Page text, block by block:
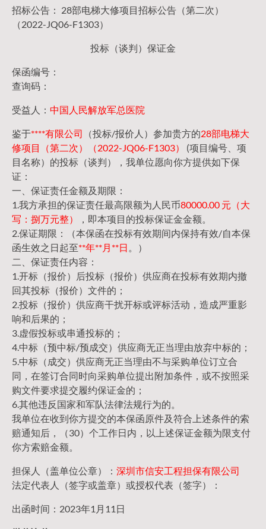
招标公告： 28部电梯大修项目招标公告（第二次）
（2022-JQ06-F1303）
投标（谈判）保证金
保函编号：
查询码：
受益人： 中国人民解放军总医院
鉴于****有限公司 （投标/报价人）参加贵方的28部电梯大
修项目（第二次）（2022-JQ06-F1303）
(项目编号、项
目名称）的投标（谈判），我单位愿向你方提供如下保
证：
一、保证责任金额及期限：
1.我方承担的保证责任最高限额为人民币80000.00 元（大
写：捌万元整）
，即本项目的投标保证金金额。
2.保证期限：（本保函在投标有效期间内保持有效/自本保
函生效之日起至**年**月**日 。）
二、保证责任内容：
1.开标（报价）后投标（报价）供应商在投标有效期内撤
回其投标（报价）文件的；
2.投标（报价）供应商干扰开标或评标活动，造成严重影
响和后果的；
3.虚假投标或串通投标的；
4.中标（预中标/预成交）供应商无正当理由放弃中标的；
5.中标（成交）供应商无正当理由不与采购单位订立合
同，在签订合同时向采购单位提出附加条件，或不按照采
购文件要求提交履约保证金的；
6.其他违反国家和军队法律法规行为的。
我单位在收到你方提交的本保函原件及符合上述条件的索
赔通知后，（30）个工作日内，以上述保证金额为限支付
你方索赔金额。
担保人（盖单位公章）： 深圳市信安工程担保有限公司
法定代表人（签字或盖章）或授权代表（签字）：
出函时间：2023年1月11日